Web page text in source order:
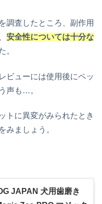
調査したところ、副作用
安全性については十分な
。
ビューには使用後にペッ
声も…。
トに異変がみられたとき
みましょう。
JAPAN 犬用歯磨き